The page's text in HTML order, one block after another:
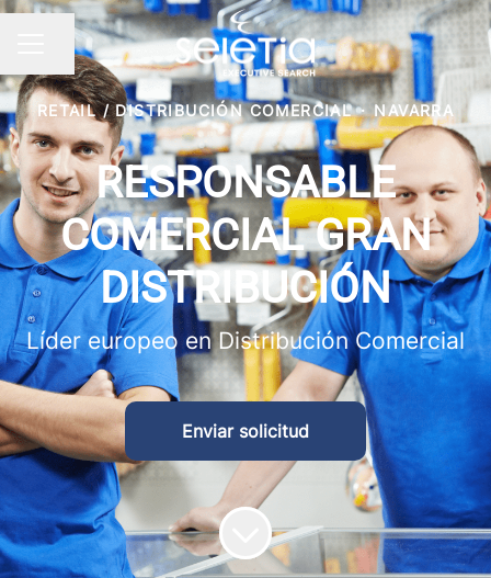
Menú de empleo
Compartir página
RETAIL / DISTRIBUCIÓN COMERCIAL · NAVARRA
RESPONSABLE
COMERCIAL GRAN
DISTRIBUCIÓN
Líder europeo en Distribución Comercial
Enviar solicitud